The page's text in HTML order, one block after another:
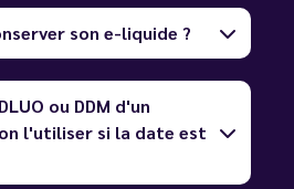
son e-liquide ?
ou DDM d'un
l'utiliser si la date est